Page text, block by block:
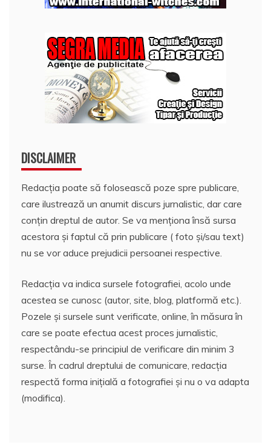
DISCLAIMER
Redacția poate să folosească poze spre publicare,
care ilustrează un anumit discurs jurnalistic, dar care
conțin dreptul de autor. Se va menționa însă sursa
acestora și faptul că prin publicare ( foto și/sau text)
nu se vor aduce prejudicii persoanei respective.
Redacția va indica sursele fotografiei, acolo unde
acestea se cunosc (autor, site, blog, platformă etc.).
Pozele și sursele sunt verificate, online, în măsura în
care se poate efectua acest proces jurnalistic,
respectându-se principiul de verificare din minim 3
surse. În cadrul dreptului de comunicare, redacția
respectă forma inițială a fotografiei și nu o va adapta
(modifica).